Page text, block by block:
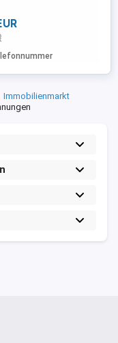
Immobilienmarkt